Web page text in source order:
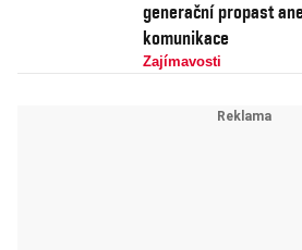
generační propast
komunikace
Zajímavosti